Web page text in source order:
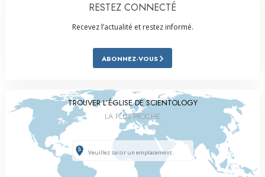
RESTEZ CONNECTÉ
Recevez l’actualité et restez informé.
ABONNEZ-VOUS
TROUVER L’ÉGLISE DE SCIENTOLOGY
LA PLUS PROCHE